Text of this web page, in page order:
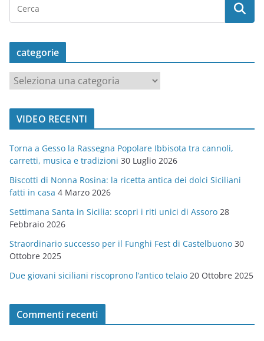
categorie
a
t
o
r
i
e
VIDEO RECENTI
Torna a Gesso la Rassegna Popolare Ibbisota tra cannoli,
carretti, musica e tradizioni 30 Luglio 2026
Biscotti di Nonna Rosina: la ricetta antica dei dolci Siciliani
fatti in casa 4 Marzo 2026
Settimana Santa in Sicilia: scopri i riti unici di Assoro 28
Febbraio 2026
Straordinario successo per il Funghi Fest di Castelbuono 30
Ottobre 2025
Due giovani siciliani riscoprono l’antico telaio 20 Ottobre 2025
Commenti recenti